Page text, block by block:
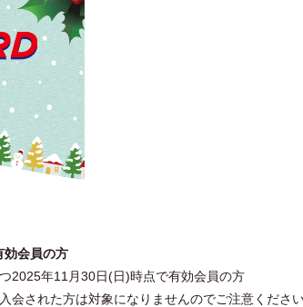
効会員の方
2025年11月30日(日)時点で有効会員の方
された方は対象になりませんのでご注意ください